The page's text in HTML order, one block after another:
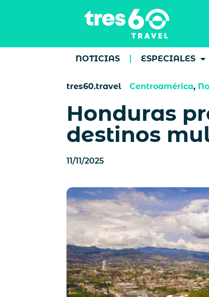
NOTICIAS ESPECIALES
tres60.travel Centroamérica,
Honduras
destinos
11/11/2025